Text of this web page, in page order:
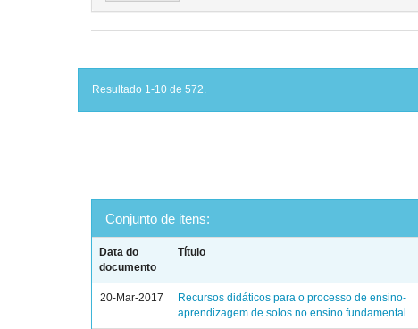
Resultado 1-10 de 572.
Conjunto de itens:
Data do
documento
Título
20-Mar-2017
Recursos didáticos para o processo de ensino-
aprendizagem de solos no ensino fundamental